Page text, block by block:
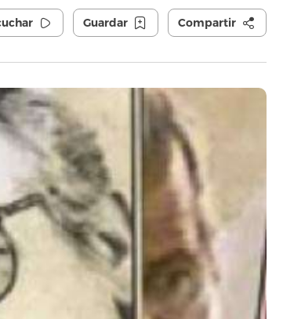
Guardar Compartir